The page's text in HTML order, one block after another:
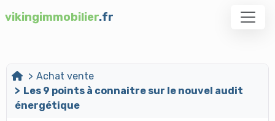
vikingimmobilier.fr
Achat vente
Les 9 points à connaitre sur le nouvel audit
énergétique